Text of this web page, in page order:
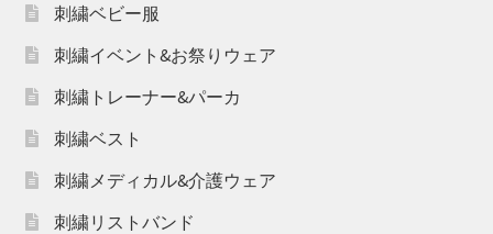
刺繍ベビー服
刺繍イベント&お祭りウェア
刺繍トレーナー&パーカ
刺繍ベスト
刺繍メディカル&介護ウェア
刺繍リストバンド